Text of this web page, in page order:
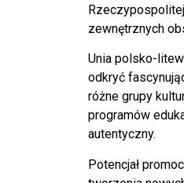
zewnętrznych
Unia polsko-
odkryć
różne grupy
programów
autentyczny.
Potencjał